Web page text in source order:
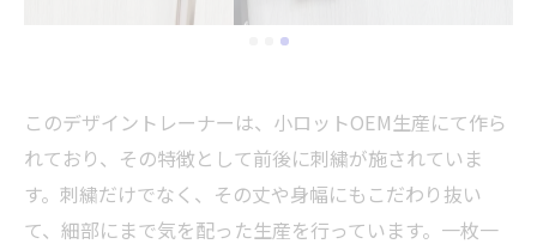
このデザイントレーナーは、小ロットOEM生産にて作ら
れており、その特徴として前後に刺繍が施されていま
す。刺繍だけでなく、その丈や身幅にもこだわり抜い
て、細部にまで気を配った生産を行っています。一枚一